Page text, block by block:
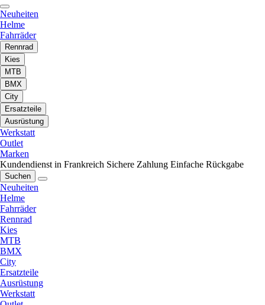
Neuheiten
Helme
Fahrräder
Rennrad
Kies
MTB
BMX
City
Ersatzteile
Ausrüstung
Werkstatt
Outlet
Marken
Kundendienst in Frankreich Sichere Zahlung Einfache Rückgabe
Suchen
Neuheiten
Helme
Fahrräder
Rennrad
Kies
MTB
BMX
City
Ersatzteile
Ausrüstung
Werkstatt